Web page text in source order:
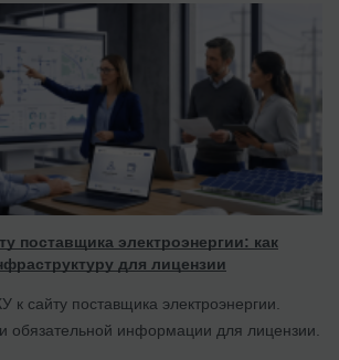
поставщика электроэнергии: как
для лицензии
к сайту поставщика электроэнергии.
обязательной информации для лицензии.